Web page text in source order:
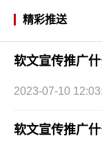
精彩推送
2023-07-10
软文宣传推广